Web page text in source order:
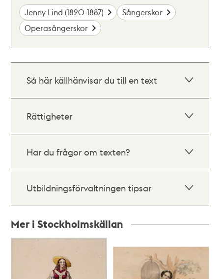
Jenny Lind (1820-1887)
Sångerskor
Operasångerskor
Så här källhänvisar du till en text
Rättigheter
Har du frågor om texten?
Utbildningsförvaltningen tipsar
Mer i Stockholmskällan
Relaterade